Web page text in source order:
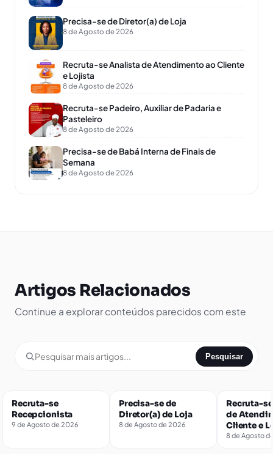
Precisa-se de Diretor(a) de Loja
8 de Agosto de 2026
Recruta-se Analista de Atendimento ao Cliente
e Lojista
8 de Agosto de 2026
Recruta-se Padeiro, Auxiliar de Padaria e
Pasteleiro
8 de Agosto de 2026
Precisa-se de Babá Interna de Finais de
Semana
8 de Agosto de 2026
Artigos Relacionados
Continue a explorar conteúdos parecidos com este
Pesquisar
Recruta-se
Recepcionista
9 de Agosto de 2026
Precisa-se de
Diretor(a) de Loja
8 de Agosto de 2026
Recruta-
de
Cliente e
8 de Agosto